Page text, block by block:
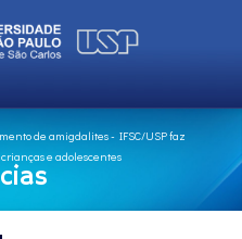
de amigdalites - IFSC/USP faz
e adolescentes